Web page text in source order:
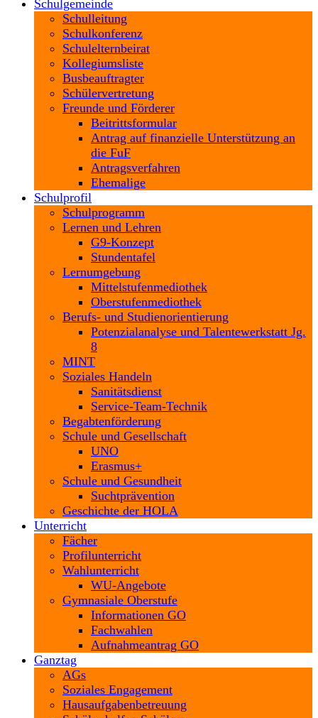
Schulgemeinde
Schulleitung
Schulkonferenz
Schulelternbeirat
Kollegiumsliste
Busbeauftragter
Schülervertretung
Freunde und Förderer
Beitrittsformular
Antrag auf finanzielle Unterstützung an
die FuF
Antragsverfahren
Ehemalige
Schulprofil
Schulprogramm
Lernen und Lehren
G9-Konzept
Stundentafel
Lernumgebung
Mittelstufenmediothek
Oberstufenmediothek
Berufs- und Studienorientierung
Potenzialanalyse und Talentewerkstatt Jg.
8
MINT
Soziales Handeln
Sanitätsdienst
Service-Team-Technik
Begabtenförderung
Schule und Gesellschaft
UNO
Erasmus+
Schule und Gesundheit
Suchtprävention
Geschichte der HOLA
Unterricht
Fächer
Profilunterricht
Wahlunterricht
WU-Angebote
Gymnasiale Oberstufe
Informationen GO
Fachwahlen
Aufnahmeantrag GO
Ganztag
AGs
Soziales Engagement
Hausaufgabenbetreuung